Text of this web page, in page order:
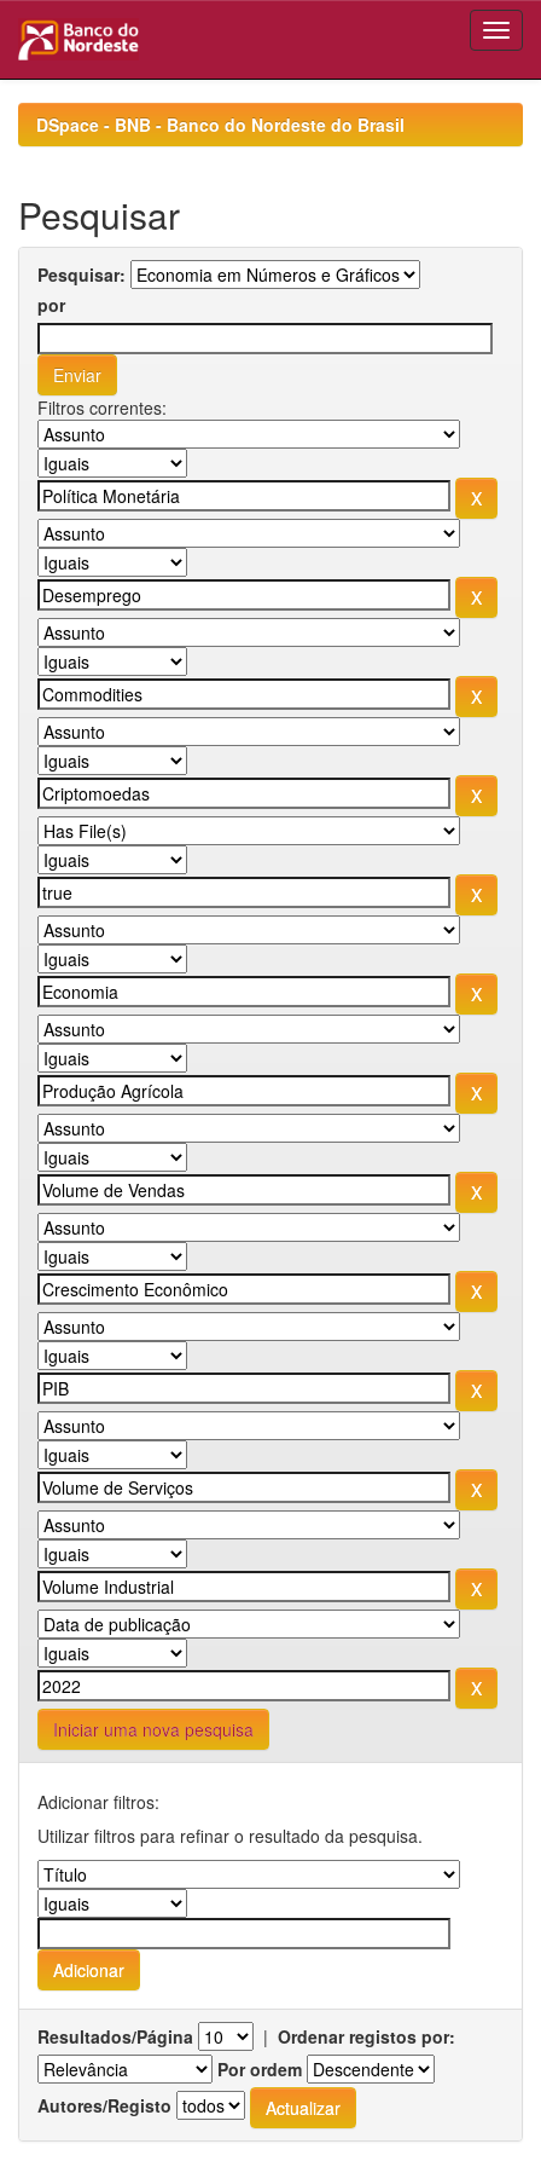
navigationDSpace - BNB - Banco do Nordeste do Brasil
Pesquisar
Pesquisar:
por
Filtros correntes:
Iniciar uma nova pesquisa
Adicionar filtros:
Utilizar filtros para refinar o resultado da pesquisa.
Resultados/Página | Ordenar registos por:
Por ordem
Autores/Registo